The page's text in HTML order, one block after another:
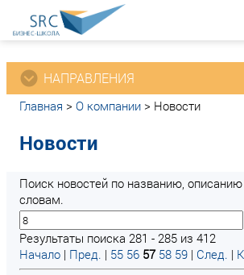
НАПРАВЛЕНИЯ
Главная > О компании > Новости
Новости
Поиск новостей по названию,
словам.
Результаты поиска 281 - 285 из 412
Начало | Пред. | 55 56 57 58 59 | След. |